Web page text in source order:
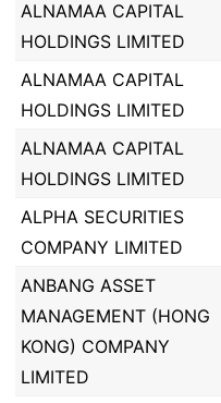
ALNAMAA CAPITAL
HOLDINGS LIMITED
ALNAMAA CAPITAL
HOLDINGS LIMITED
ALNAMAA CAPITAL
HOLDINGS LIMITED
ALPHA SECURITIES
COMPANY LIMITED
ANBANG ASSET
MANAGEMENT (HONG
KONG) COMPANY
LIMITED